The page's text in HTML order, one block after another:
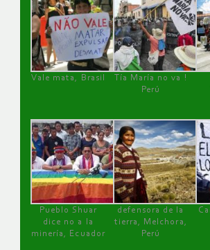
Vale mata, Brasil
Tía María no va !
Perú
Pueblo Shuar
dice no a la
minería, Ecuador
defensora de la
tierra, Melchora,
Perú